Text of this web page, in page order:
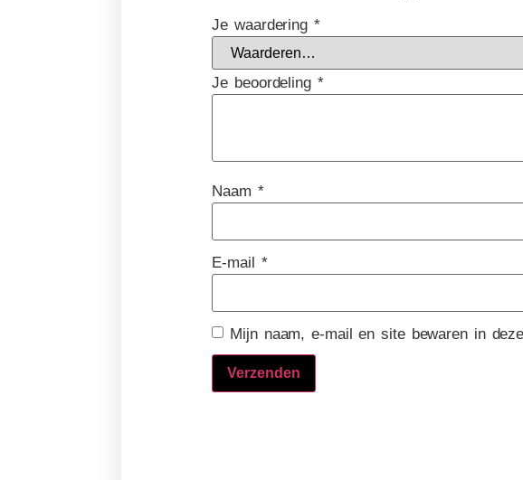
Je waardering *
Je beoordeling *
Naam *
E-mail *
Mijn naam, e-mail en site bewaren in